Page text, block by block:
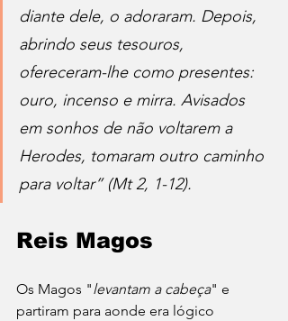
diante dele, o adoraram. Depois,
abrindo seus tesouros,
ofereceram-lhe como presentes:
ouro, incenso e mirra. Avisados
em sonhos de não voltarem a
Herodes, tomaram outro caminho
para voltar” (Mt 2, 1-12).
Reis Magos
Os Magos "levantam a cabeça" e
partiram para aonde era lógico